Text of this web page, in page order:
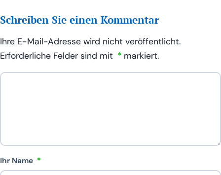
Schreiben Sie einen Kommentar
Ihre E-Mail-Adresse wird nicht veröffentlicht.
Erforderliche Felder sind mit *markiert.
Ihr
Ihr Name *